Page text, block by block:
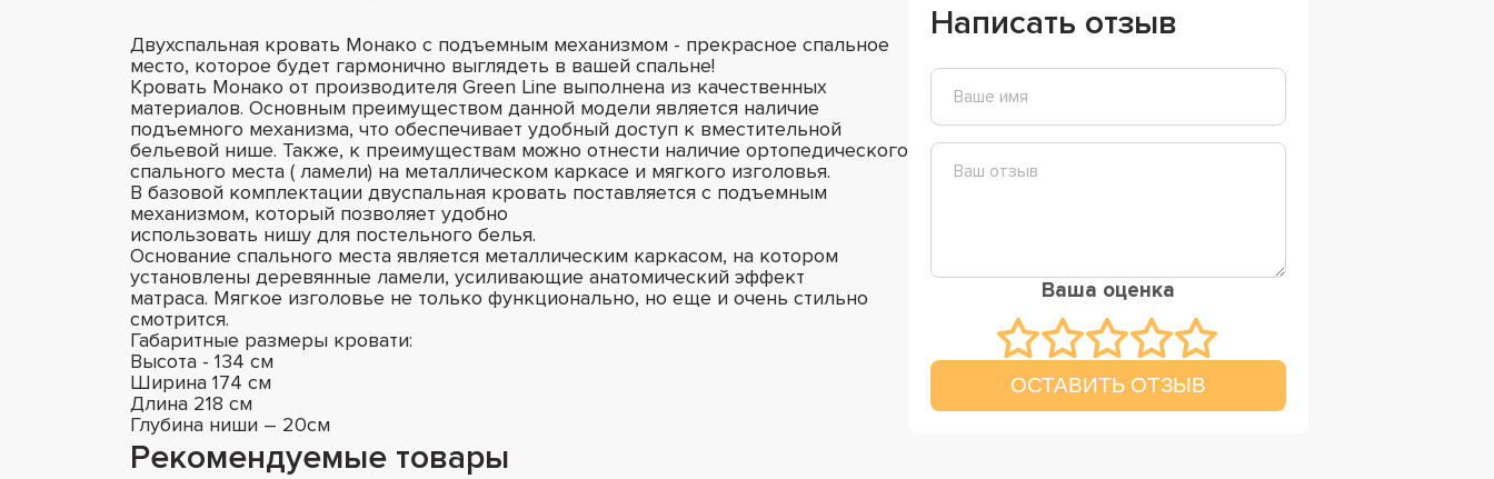
Двухспальная кровать Монако с подъемным механизмом - прекрасное спальное
место, которое будет гармонично выглядеть в вашей спальне!
Кровать Монако от производителя Green Line выполнена из качественных
материалов. Основным преимуществом данной модели является наличие
подъемного механизма, что обеспечивает удобный доступ к вместительной
бельевой нише. Также, к преимуществам можно отнести наличие ортопедического
спального места ( ламели) на металлическом каркасе и мягкого изголовья.
В базовой комплектации двуспальная кровать поставляется с подъемным
механизмом, который позволяет удобно
использовать нишу для постельного белья.
Основание спального места является металлическим каркасом, на котором
установлены деревянные ламели, усиливающие анатомический эффект
матраса. Мягкое изголовье не только функционально, но еще и очень стильно
смотрится.
Габаритные размеры кровати:
Высота - 134 см
Ширина 174 см
Длина 218 см
Глубина ниши – 20см
Рекомендуемые товары
Написать отзыв
Ваша оценка
ОСТАВИТЬ ОТЗЫВ